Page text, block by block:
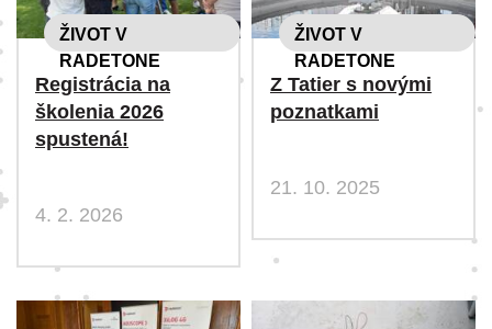
ŽIVOT V
RADETONE
Registrácia na
školenia 2026
spustená!
4. 2. 2026
ŽIVOT V
RADETONE
Z Tatier s novými
poznatkami
21. 10. 2025